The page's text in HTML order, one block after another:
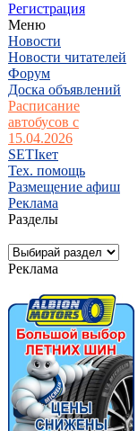
Регистрация
Меню
Новости
Новости читателей
Форум
Доска объявлений
Расписание
автобусов с
15.04.2026
SETIкет
Тех. помощь
Размещение афиш
Реклама
Разделы
Реклама